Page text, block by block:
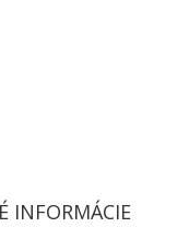
INFORMÁCIE